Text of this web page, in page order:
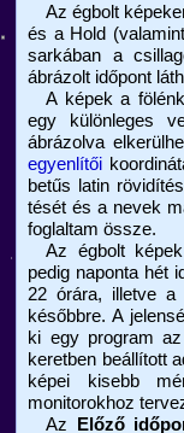
Az égbolt
és a Hold
sarkában a
ábrázolt időpont
A képek a fölénk
egy különleges
ábrázolva
egyenlítői
betűs latin
tését és a nevek
foglaltam össze.
Az égbolt képek
pedig naponta hét
22 órára, illetve a
későbbre. A
ki egy program
keretben beállított
képei kisebb
monitorokhoz
Az
Előző